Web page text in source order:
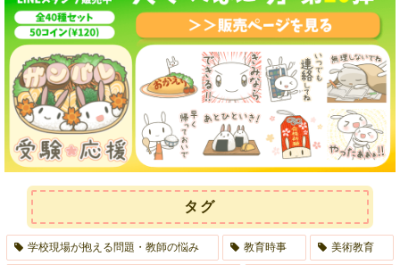
タグ
学校現場が抱える問題・教師の悩み 教育時事 美術教育